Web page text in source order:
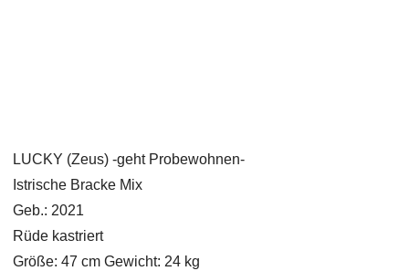
LUCKY (Zeus) -geht Probewohnen-
Istrische Bracke Mix
Geb.: 2021
Rüde kastriert
Größe: 47 cm Gewicht: 24 kg